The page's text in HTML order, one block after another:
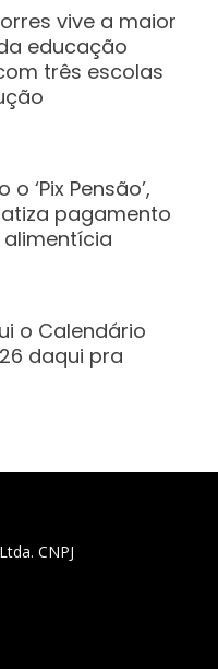
vive a maior
educação
três escolas
‘Pix Pensão’,
pagamento
o Calendário
daqui pra
CNPJ